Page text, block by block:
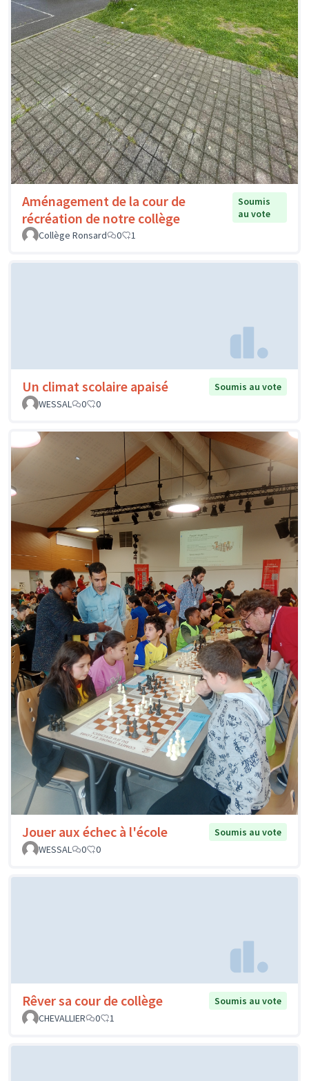
Aménagement de la cour de
récréation de notre collège
Soumis
au vote
Collège Ronsard
0 1
Un climat scolaire apaisé
Soumis au vote
WESSAL
0 0
Jouer aux échec à l'école
Soumis au vote
WESSAL
0 0
Rêver sa cour de collège
Soumis au vote
CHEVALLIER
0 1